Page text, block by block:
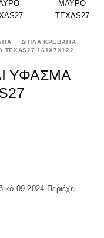
ΔΙΠΛΑ ΚΡΕΒΑΤΙΑ
161X7X122
ΥΦΑΣΜΑ
09-2024.Περιέχει